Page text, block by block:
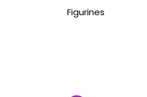
Figurines